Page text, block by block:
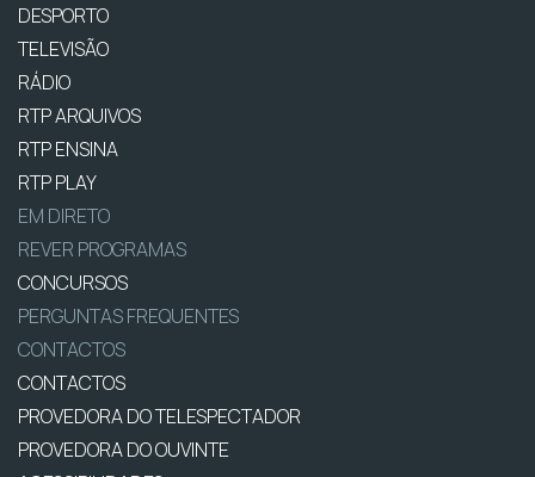
DESPORTO
TELEVISÃO
RÁDIO
RTP ARQUIVOS
RTP ENSINA
RTP PLAY
EM DIRETO
REVER PROGRAMAS
CONCURSOS
PERGUNTAS FREQUENTES
CONTACTOS
CONTACTOS
PROVEDORA DO TELESPECTADOR
PROVEDORA DO OUVINTE